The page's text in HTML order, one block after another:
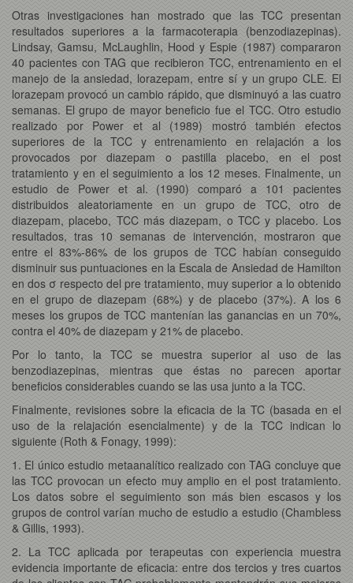
Otras investigaciones han mostrado que las TCC presentan
resultados superiores a la farmacoterapia (benzodiazepinas).
Lindsay, Gamsu, McLaughlin, Hood y Espie (1987) compararon
40 pacientes con TAG que recibieron TCC, entrenamiento en el
manejo de la ansiedad, lorazepam, entre sí y un grupo CLE. El
lorazepam provocó un cambio rápido, que disminuyó a las cuatro
semanas. El grupo de mayor beneficio fue el TCC. Otro estudio
realizado por Power et al (1989) mostró también efectos
superiores de la TCC y entrenamiento en relajación a los
provocados por diazepam o pastilla placebo, en el post
tratamiento y en el seguimiento a los 12 meses. Finalmente, un
estudio de Power et al. (1990) comparó a 101 pacientes
distribuidos aleatoriamente en un grupo de TCC, otro de
diazepam, placebo, TCC más diazepam, o TCC y placebo. Los
resultados, tras 10 semanas de intervención, mostraron que
entre el 83%-86% de los grupos de TCC habían conseguido
disminuir sus puntuaciones en la Escala de Ansiedad de Hamilton
en dos σ respecto del pre tratamiento, muy superior a lo obtenido
en el grupo de diazepam (68%) y de placebo (37%). A los 6
meses los grupos de TCC mantenían las ganancias en un 70%,
contra el 40% de diazepam y 21% de placebo.
Por lo tanto, la TCC se muestra superior al uso de las
benzodiazepinas, mientras que éstas no parecen aportar
beneficios considerables cuando se las usa junto a la TCC.
Finalmente, revisiones sobre la eficacia de la TC (basada en el
uso de la relajación esencialmente) y de la TCC indican lo
siguiente (Roth & Fonagy, 1999):
1. El único estudio metaanalítico realizado con TAG concluye que
las TCC provocan un efecto muy amplio en el post tratamiento.
Los datos sobre el seguimiento son más bien escasos y los
grupos de control varían mucho de estudio a estudio (Chambless
& Gillis, 1993).
2. La TCC aplicada por terapeutas con experiencia muestra
evidencia importante de eficacia: entre dos tercios y tres cuartos